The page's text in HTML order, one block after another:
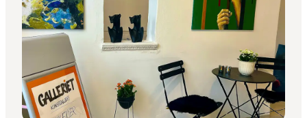
SPIS
OVERNAT
PRAKTISK
NYHEDSBREV